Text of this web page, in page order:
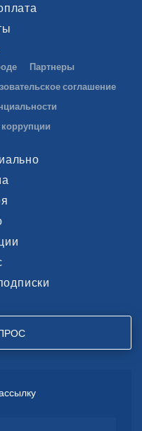
Партнеры
соглашение